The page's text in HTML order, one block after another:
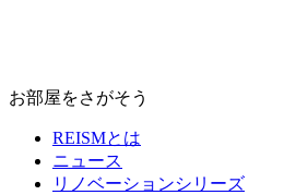
お部屋をさがそう
REISMとは
ニュース
リノベーションシリーズ